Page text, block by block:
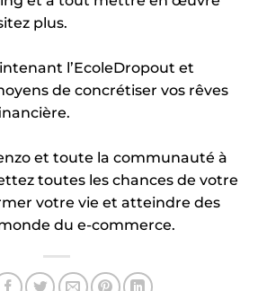
plus.
l’EcoleDropout et
de concrétiser vos rêves
et toute la communauté à
toutes les chances de votre
votre vie et atteindre des
du e-commerce.